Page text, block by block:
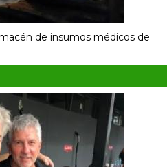
de insumos médicos de